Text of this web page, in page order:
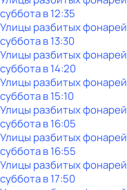
субботав12:35
Улицы разбитых фонарей
субботав13:30
Улицы разбитых фонарей
субботав14:20
Улицы разбитых фонарей
субботав15:10
Улицы разбитых фонарей
субботав16:05
Улицы разбитых фонарей
субботав16:55
Улицы разбитых фонарей
субботав17:50